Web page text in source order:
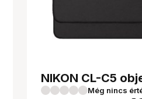
NIKON CL-C5
Még nincs